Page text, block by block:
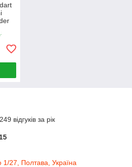
відгуків за рік
1/27, Полтава, Україна